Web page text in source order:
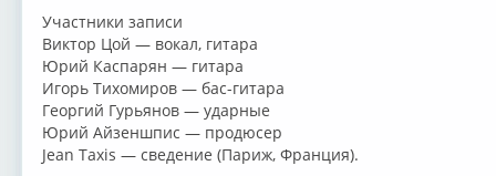
Участники записи
Виктор Цой — вокал, гитара
Юрий Каспарян — гитара
Игорь Тихомиров — бас-гитара
Георгий Гурьянов — ударные
Юрий Айзеншпис — продюсер
Jean Taxis — сведение (Париж, Франция).